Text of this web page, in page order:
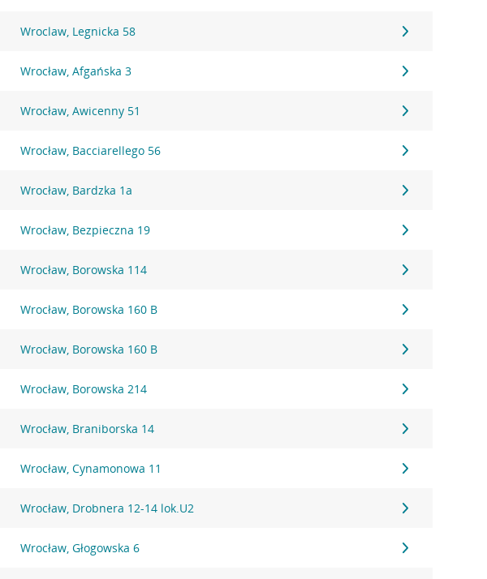
Wroclaw, Legnicka 58
Wrocław, Afgańska 3
Wrocław, Awicenny 51
Wrocław, Bacciarellego 56
Wrocław, Bardzka 1a
Wrocław, Bezpieczna 19
Wrocław, Borowska 114
Wrocław, Borowska 160 B
Wrocław, Borowska 160 B
Wrocław, Borowska 214
Wrocław, Braniborska 14
Wrocław, Cynamonowa 11
Wrocław, Drobnera 12-14 lok.U2
Wrocław, Głogowska 6